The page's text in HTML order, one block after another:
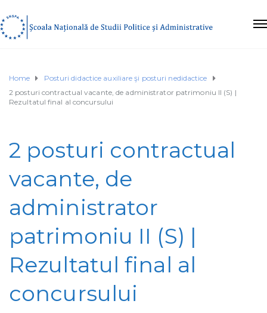
Home
Posturi didactice auxiliare şi posturi nedidactice
2 posturi contractual vacante, de administrator patrimoniu II (S) |
Rezultatul final al concursului
2 posturi contractual
vacante, de
administrator
patrimoniu II (S) |
Rezultatul final al
concursului